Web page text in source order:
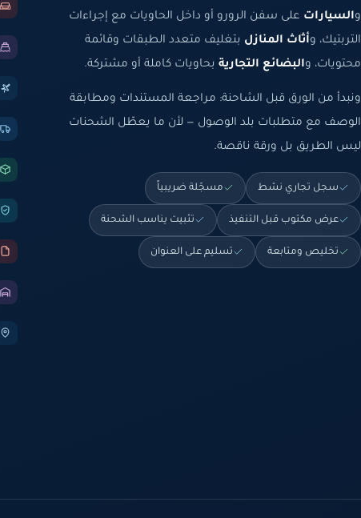
والسيارات على سفن الرورو أو داخل الحاويات مع إجراءات
التربتيك، وأثاث المنازل بتغليف متعدد الطبقات وقائمة
محتويات، والبضائع التجارية بحاويات كاملة أو مشتركة.
ونبدأ من الورق قبل الشاحنة: مراجعة المستندات ومطابقة
الوصف مع متطلبات بلد الوصول — لأن ما يعطّل الشحنات
ليس الطريق بل ورقة ناقصة.
سجل تجاري نشط مسجّلة ضريبياً
عرض مكتوب قبل التنفيذ تثبيت يناسب الشحنة
تخليص ومتابعة تسليم على العنوان